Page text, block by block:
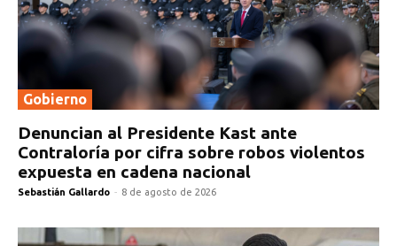
Gobierno
Denuncian al Presidente Kast ante
Contraloría por cifra sobre robos violentos
expuesta en cadena nacional
Sebastián Gallardo - 8 de agosto de 2026